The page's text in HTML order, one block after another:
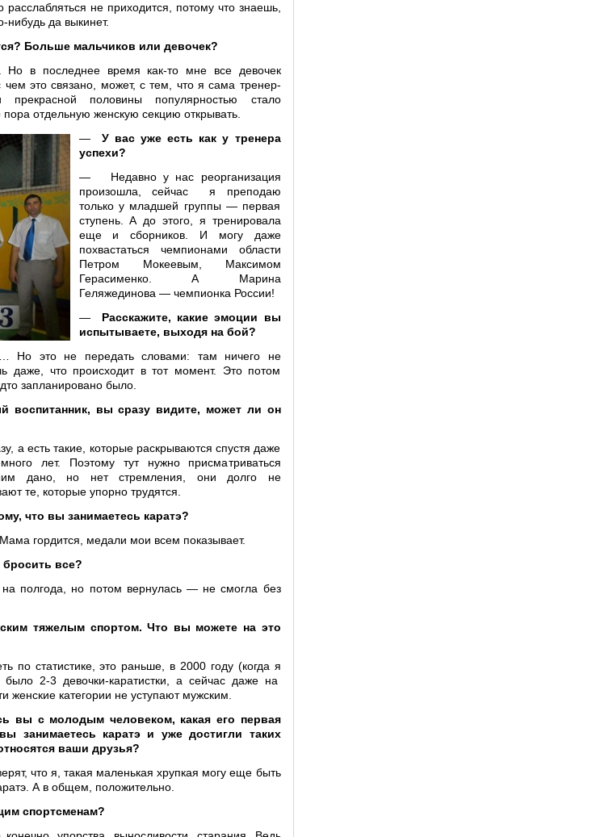
не приходится, потому что знаешь,
нибудь да выкинет.
Больше мальчиков или девочек?
в последнее время как-то мне все девочек
это связано, может, с тем, что я сама тренер-
половины популярностью стало
отдельную женскую секцию открывать.
— У вас уже есть как у тренера
успехи?
— Недавно у нас реорганизация
произошла, сейчас я преподаю
только у младшей группы — первая
ступень. А до этого, я тренировала
еще и сборников. И могу даже
похвастаться чемпионами области
Петром Мокеевым, Максимом
Герасименко. А Марина
Геляжединова — чемпионка России!
— Расскажите, какие эмоции вы
испытываете, выходя на бой?
Но это не передать словами: там ничего не
что происходит в тот момент. Это потом
запланировано было.
воспитанник, вы сразу видите, может ли он
а есть такие, которые раскрываются спустя даже
лет. Поэтому тут нужно присматриваться
дано, но нет стремления, они долго не
те, которые упорно трудятся.
что вы занимаетесь каратэ?
гордится, медали мои всем показывает.
бросить все?
но потом вернулась — не смогла без
тяжелым спортом. Что вы можете на это
по статистике, это раньше, в 2000 году (когда я
2-3 девочки-каратистки, а сейчас даже на
женские категории не уступают мужским.
вы с молодым человеком, какая его первая
занимаетесь каратэ и уже достигли таких
ваши друзья?
что я, такая маленькая хрупкая могу еще быть
А в общем, положительно.
спортсменам?